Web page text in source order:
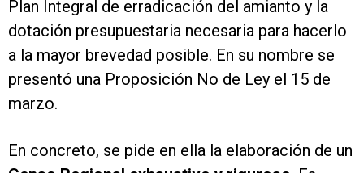
Plan Integral de erradicación del amianto y la
dotación presupuestaria necesaria para hacerlo
a la mayor brevedad posible. En su nombre se
presentó una Proposición No de Ley el 15 de
marzo.
En concreto, se pide en ella la elaboración de un